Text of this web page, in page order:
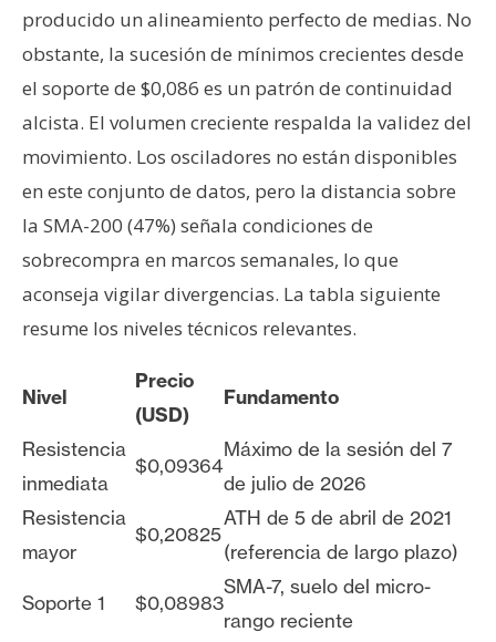
producido un alineamiento perfecto de medias. No
obstante, la sucesión de mínimos crecientes desde
el soporte de $0,086 es un patrón de continuidad
alcista. El volumen creciente respalda la validez del
movimiento. Los osciladores no están disponibles
en este conjunto de datos, pero la distancia sobre
la SMA-200 (47%) señala condiciones de
sobrecompra en marcos semanales, lo que
aconseja vigilar divergencias. La tabla siguiente
resume los niveles técnicos relevantes.
Nivel
Precio
(USD)
Fundamento
Resistencia
inmediata
$0,09364
Máximo de la sesión del 7
de julio de 2026
Resistencia
mayor
$0,20825
ATH de 5 de abril de 2021
(referencia de largo plazo)
Soporte 1 $0,08983
SMA-7, suelo del micro-
rango reciente